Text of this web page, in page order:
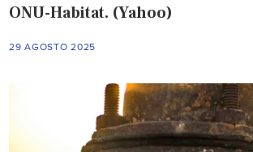
ONU-Habitat. (Yahoo)
29 AGOSTO 2025